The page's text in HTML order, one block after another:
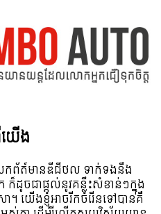
ើង
ែកព័ត៍មានឌីជីថល ទាក់ទងនឹង
ដូចជាផ្តល់នូវគន្លឹះសំខាន់ៗក្នុង
ា។ យើងខ្ញុំអាចរីកចំរើនទៅបានគឺ